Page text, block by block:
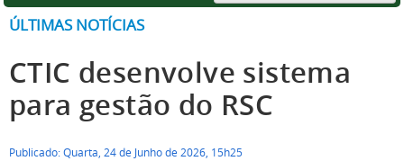
ÚLTIMAS NOTÍCIAS
CTIC desenvolve sistema
para gestão do RSC
Publicado: Quarta, 24 de Junho de 2026, 15h25